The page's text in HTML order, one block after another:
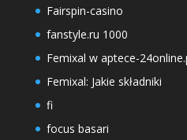
Fairspin-casino
fanstyle.ru 1000
Femixal w aptece-
Femixal: Jakie składniki
fi
focus basari